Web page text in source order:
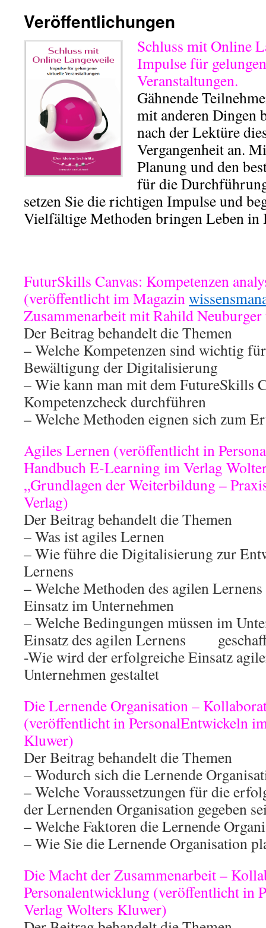
Veröffentlichungen
Schluss mit Online
Impulse für
Veranstaltungen.
Gähnende
mit anderen Dingen
nach der Lektüre
Vergangenheit an.
Planung und den
für die
setzen Sie die richtigen Impulse und
Vielfältige Methoden bringen Leben in
FuturSkills Canvas: Kompetenzen
(veröffentlicht im Magazin
Zusammenarbeit mit Rahild
Der Beitrag behandelt die Themen
– Welche Kompetenzen sind wichtig
Bewältigung der Digitalisierung
– Wie kann man mit dem FutureSkills
Kompetenzcheck durchführen
– Welche Methoden eignen sich zum
Agiles Lernen (veröffentlicht in
Handbuch E-Learning im Verlag
„Grundlagen der Weiterbildung –
Verlag)
Der Beitrag behandelt die Themen
– Was ist agiles Lernen
– Wie führe die Digitalisierung zur
Lernens
– Welche Methoden des agilen
Einsatz im Unternehmen
– Welche Bedingungen müssen im
Einsatz des agilen Lernens
-Wie wird der erfolgreiche Einsatz
Unternehmen gestaltet
Die Lernende Organisation –
(veröffentlicht in PersonalEntwickeln
Kluwer)
Der Beitrag behandelt die Themen
– Wodurch sich die Lernende
– Welche Voraussetzungen für die
der Lernenden Organisation gegeben
– Welche Faktoren die Lernende
– Wie Sie die Lernende Organisation
Die Macht der Zusammenarbeit –
Personalentwicklung (veröffentlicht in
Verlag Wolters Kluwer)